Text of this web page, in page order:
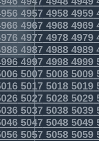
495749584959
496749684969
497749784979
498749884989
499749984999
500750085009
501750185019
502750285029
503750385039
504750485049
505750585059